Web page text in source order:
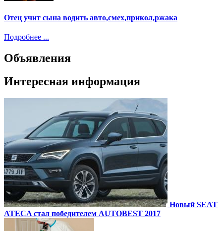
Отец учит сына водить авто,смех,прикол,ржака
Подробнее ...
Объявления
Интересная информация
Новый SEAT
ATECA стал победителем AUTOBEST 2017